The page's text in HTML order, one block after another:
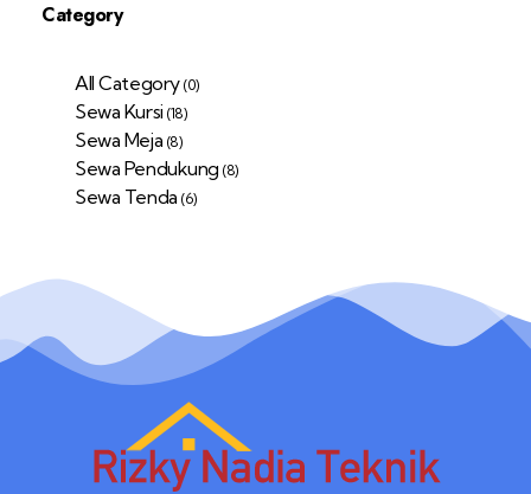
Category
All Category (0)
Sewa Kursi (18)
Sewa Meja (8)
Sewa Pendukung (8)
Sewa Tenda (6)